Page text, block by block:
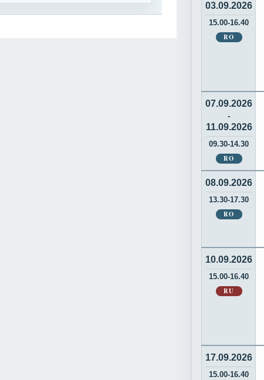
03.09.2026
15.00-16.40
RO
07.09.2026
-
11.09.2026
09.30-14.30
RO
08.09.2026
13.30-17.30
RO
10.09.2026
15.00-16.40
RU
17.09.2026
15.00-16.40